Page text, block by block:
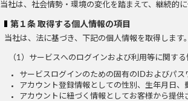
当社は、社会情勢・環境の変化を踏まえて、継続的
第１条 取得する個人情報の項目
当社は、法に基づき、下記の個人情報を取得します。
（1）サービスへのログインおよび利用等に関する
サービスログインのための固有のIDおよびパス
アカウント登録情報としての性別、生年月日、
アカウントに紐づく情報としてお客様から提